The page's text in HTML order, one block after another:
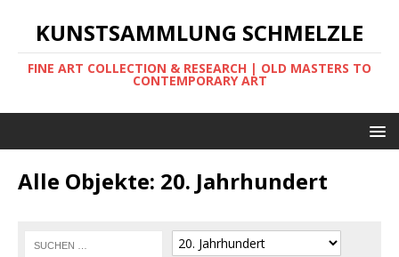
KUNSTSAMMLUNG SCHMELZLE
FINE ART COLLECTION & RESEARCH | OLD MASTERS TO
CONTEMPORARY ART
Alle Objekte: 20. Jahrhundert